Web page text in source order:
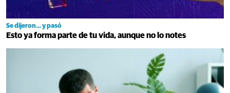
Se dijeron… y pasó
Esto ya forma parte de tu vida, aunque no lo notes